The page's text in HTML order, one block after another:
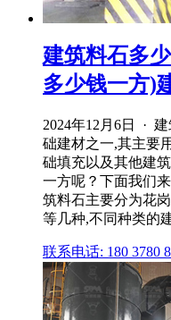
建筑料石多
多少钱一方)
2024年12月6日 ·
础建材之一,其主要
础填充以及其他建
一方呢？下面我们
筑料石主要分为花
等几种,不同种类的
联系电话: 180 3780